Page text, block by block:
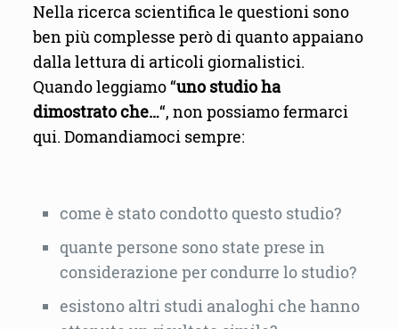
Nella ricerca scientifica le questioni sono
ben più complesse però di quanto appaiano
dalla lettura di articoli giornalistici.
Quando leggiamo “uno studio ha
dimostrato che…“, non possiamo fermarci
qui. Domandiamoci sempre:
come è stato condotto questo studio?
quante persone sono state prese in
considerazione per condurre lo studio?
esistono altri studi analoghi che hanno